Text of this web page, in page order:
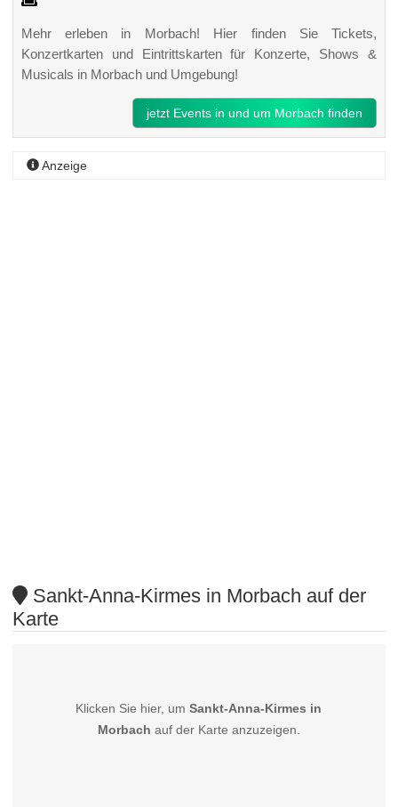
Mehr erleben in Morbach! Hier finden Sie Tickets,
Konzertkarten und Eintrittskarten für Konzerte, Shows &
Musicals in Morbach und Umgebung!
jetzt Events in und um Morbach finden
Anzeige
Sankt-Anna-Kirmes in Morbach auf der
Karte
Klicken Sie hier, umSankt-Anna-Kirmes in
Morbach auf der Karte anzuzeigen.